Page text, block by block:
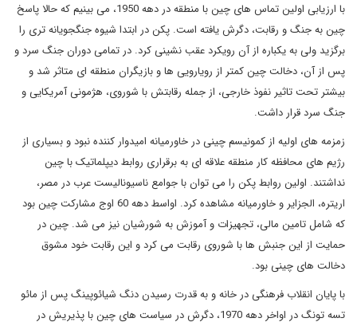
با ارزیابی اولین تماس های چین با منطقه در دهه 1950، می بینیم که حالا پاسخ
چین به جنگ و رقابت، دگرش یافته است. پکن در ابتدا شیوه جنگجویانه تری را
برگزید ولی به یکباره از آن رویکرد عقب نشینی کرد. در تمامی دوران جنگ سرد و
پس از آن، دخالت چین کمتر از رویارویی ها و بازیگران منطقه ای متاثر شد و
بیشتر تحت تاثیر نفوذ خارجی، از جمله رقابتش با شوروی، هژمونی آمریکایی و
جنگ سرد قرار داشت.
زمزمه های اولیه از کمونیسم چینی در خاورمیانه امیدوار کننده نبود و بسیاری از
رژیم های محافظه کار منطقه علاقه ای به برقراری روابط دیپلماتیک با چین
نداشتند. اولین روابط پکن را می توان با جوامع ناسیونالیست عرب در مصر،
اریتره، الجزایر و خاورمیانه مشاهده کرد. اواسط دهه 60 اوج مشارکت چین بود
که شامل تامین مالی، تجهیزات و آموزش به شورشیان نیز می شد. چین در
حمایت از این جنبش ها با شوروی رقابت می کرد و این رقابت خود مشوق
دخالت های چینی بود.
با پایان انقلاب فرهنگی در خانه و به قدرت رسیدن دنگ شیائوپینگ پس از مائو
تسه تونگ در اواخر دهه 1970، دگرش در سیاست های چین با پذیریش در